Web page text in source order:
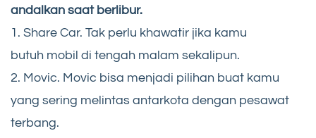
andalkan saat berlibur.
1. Share Car. Tak perlu khawatir jika kamu
butuh mobil di tengah malam sekalipun.
2. Movic. Movic bisa menjadi pilihan buat kamu
yang sering melintas antarkota dengan pesawat
terbang.